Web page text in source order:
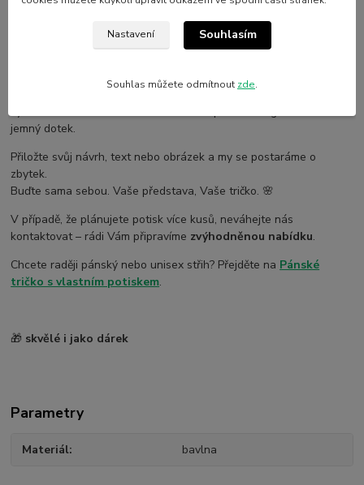
4) To je celé. 😀
precizní detaily a dlouhou životnost.
Jednodušší motivy (např. nápisy nebo jednobarevné tvary)
jemný dotek.
Přiložte svůj návrh, text nebo obrázek a my se postaráme o
zbytek.
Buďte sama sebou. Vaše představa, Vaše tričko. 🌸
V případě, že plánujete potisk více kusů, neváhejte nás
kontaktovat – rádi Vám připravíme zvýhodněnou nabídku.
Chcete raději pánský nebo unisex střih? Přejděte na Pánské
tričko s vlastním potiskem.
🎁 skvělé i jako dárek
Parametry
Materiál bavlna
Nastavení Souhlasím
Souhlas můžete odmítnout zde.